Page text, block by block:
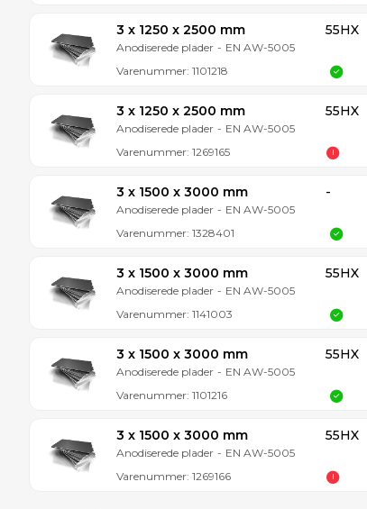
3 x 1250 x 2500 mm
Anodiserede plader - EN AW-5005
Varenummer: 1101218
55HX
3 x 1250 x 2500 mm
Anodiserede plader - EN AW-5005
Varenummer: 1269165
55HX
3 x 1500 x 3000 mm
Anodiserede plader - EN AW-5005
Varenummer: 1328401
-
3 x 1500 x 3000 mm
Anodiserede plader - EN AW-5005
Varenummer: 1141003
55HX
3 x 1500 x 3000 mm
Anodiserede plader - EN AW-5005
Varenummer: 1101216
55HX
3 x 1500 x 3000 mm
Anodiserede plader - EN AW-5005
Varenummer: 1269166
55HX